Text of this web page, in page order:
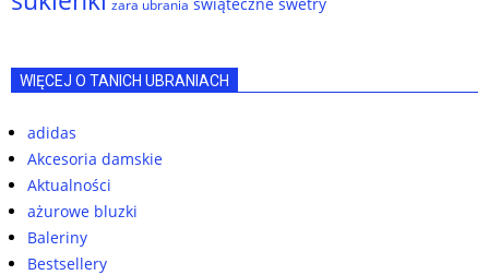
zara ubrania
WIĘCEJ O TANICH UBRANIACH
adidas
Akcesoria damskie
Aktualności
ażurowe bluzki
Baleriny
Bestsellery